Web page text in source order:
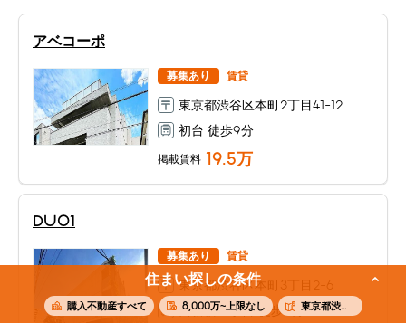
住まい探しの条件
購入不動産すべて 8,000万~上限なし 東京都渋谷区本町
アベコーポ
募集あり 賃貸
東京都渋谷区本町2丁目41-12
初台 徒歩9分
掲載賃料 19.5万
DUO1
募集あり 賃貸
東京都渋谷区本町3丁目2-6
西新宿五丁目 徒歩5分